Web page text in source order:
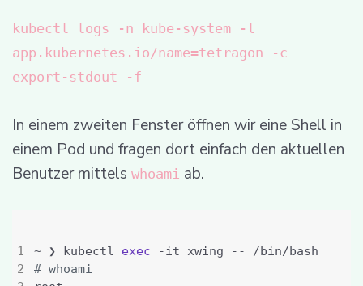
kubectl logs -n kube-system -l
app.kubernetes.io/name=tetragon -c
export-stdout -f
In einem zweiten Fenster öffnen wir eine Shell in
einem Pod und fragen dort einfach den aktuellen
Benutzer mittels whoami ab.
~ ❯ kubectl exec
# whoami